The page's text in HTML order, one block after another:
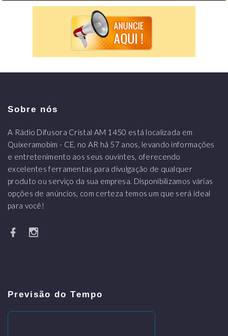
Participe no WhatSapp: (88) 99965 2852
Sobre nós
A Rádio Difusora Cristal AM 1450 está localizada em
Quixeramobim - CE, no AR há 57 anos, levando informações
e entretenimento aos seus ouvintes, oferecendo
excelentes ferramentas para divulgação de qualquer
produto ou serviço da sua empresa. Disponibilizamos várias
opções de anúncios, com certeza temos um que será ideal
para você!
Previsão do Tempo